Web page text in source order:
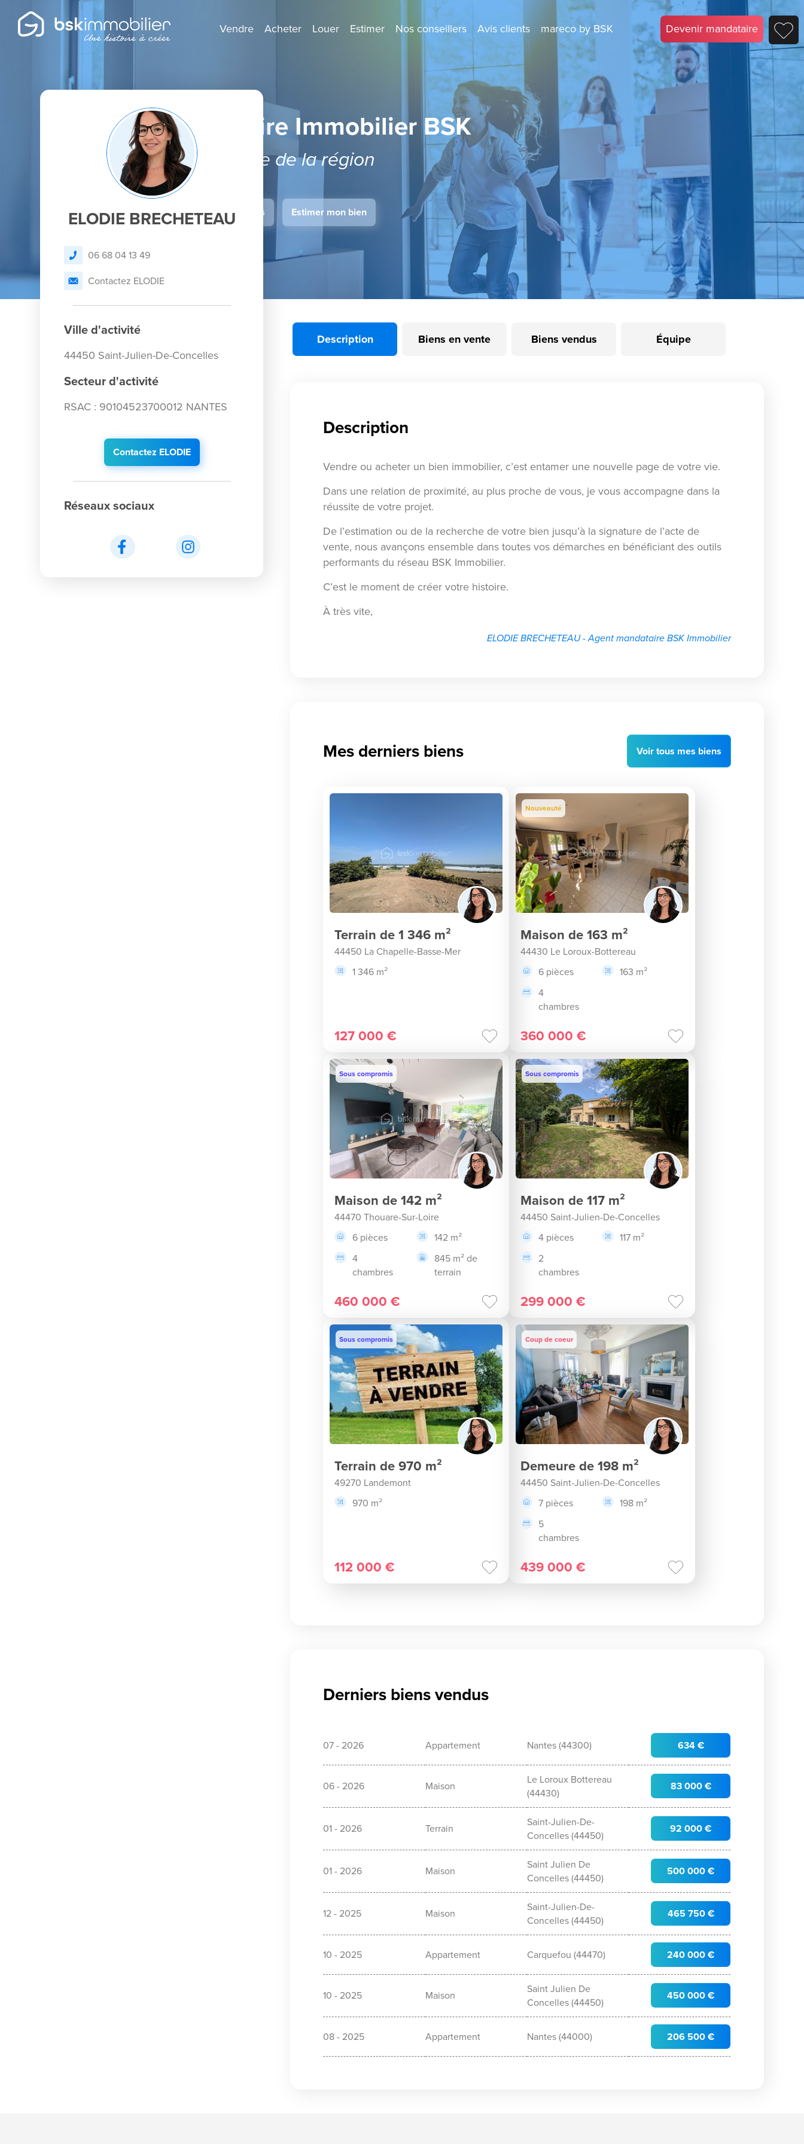
Vendre Acheter Louer Estimer Nos conseillers Avis clients mareco by BSK Devenir mandataire
Agent Mandataire Immobilier BSK
Spécialiste de la région
Je dépose un avis Estimer mon bien
ELODIE BRECHETEAU
06 68 04 13 49
Contactez ELODIE
Ville d'activité
44450 Saint-Julien-De-Concelles
Secteur d'activité
RSAC : 90104523700012 NANTES
Contactez ELODIE
Réseaux sociaux
Description Biens en vente Biens vendus Équipe
Description
Vendre ou acheter un bien immobilier, c’est entamer une nouvelle page de votre vie.
Dans une relation de proximité, au plus proche de vous, je vous accompagne dans la
réussite de votre projet.
De l’estimation ou de la recherche de votre bien jusqu’à la signature de l’acte de
vente, nous avançons ensemble dans toutes vos démarches en bénéficiant des outils
performants du réseau BSK Immobilier.
C’est le moment de créer votre histoire.
À très vite,
ELODIE BRECHETEAU - Agent mandataire BSK Immobilier
Mes derniers biens Voirtous mes biens
Terrain de 1 346 m²
44450 La Chapelle-Basse-Mer
1 346 m²
127 000 €
Nouveauté
Maison de 163 m²
44430 Le Loroux-Bottereau
6 pièces
163 m²
4
chambres
360 000 €
Sous compromis
Maison de 142 m²
44470 Thouare-Sur-Loire
6 pièces
142 m²
4
chambres
845 m² de
terrain
460 000 €
Sous compromis
Maison de 117 m²
44450 Saint-Julien-De-Concelles
4 pièces
117 m²
2
chambres
299 000 €
Sous compromis
Terrain de 970 m²
49270 Landemont
970 m²
112 000 €
Coup de coeur
Demeure de 198 m²
44450 Saint-Julien-De-Concelles
7 pièces
198 m²
5
chambres
439 000 €
Derniers biens vendus
07 - 2026 Appartement Nantes (44300) 634 €
06 - 2026 Maison
Le Loroux Bottereau
(44430)
83 000 €
01 - 2026 Terrain
Saint-Julien-De-
Concelles (44450)
92 000 €
01 - 2026 Maison
Saint Julien De
Concelles (44450)
500 000 €
12 - 2025 Maison
Saint-Julien-De-
Concelles (44450)
465 750 €
10 - 2025 Appartement Carquefou (44470) 240 000 €
10 - 2025 Maison
Saint Julien De
Concelles (44450)
450 000 €
08 - 2025 Appartement Nantes (44000) 206 500 €